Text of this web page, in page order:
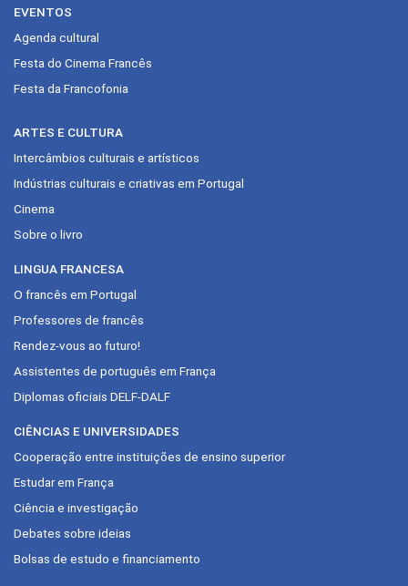
EVENTOS
Agenda cultural
Festa do Cinema Francês
Festa da Francofonia
ARTES E CULTURA
Intercâmbios culturais e artísticos
Indústrias culturais e criativas em Portugal
Cinema
Sobre o livro
LINGUA FRANCESA
O francês em Portugal
Professores de francês
Rendez-vous ao futuro!
Assistentes de português em França
Diplomas oficiais DELF-DALF
CIÊNCIAS E UNIVERSIDADES
Cooperação entre instituições de ensino superior
Estudar em França
Ciência e investigação
Debates sobre ideias
Bolsas de estudo e financiamento